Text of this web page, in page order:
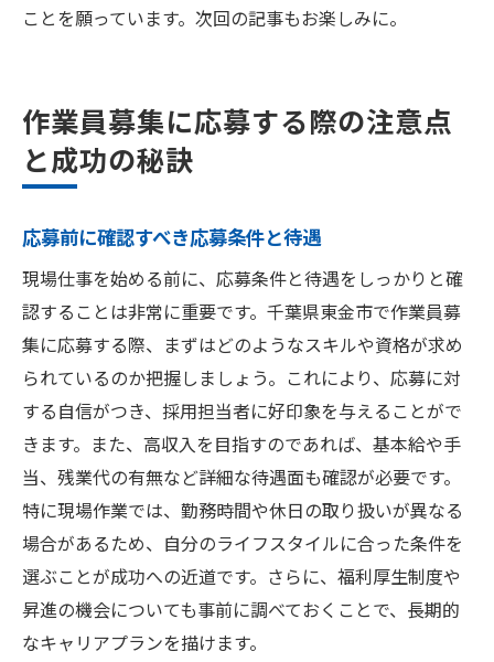
ことを願っています。次回の記事もお楽しみに。
作業員募集に応募する際の注意点
と成功の秘訣
応募前に確認すべき応募条件と待遇
現場仕事を始める前に、応募条件と待遇をしっかりと確
認することは非常に重要です。千葉県東金市で作業員募
集に応募する際、まずはどのようなスキルや資格が求め
られているのか把握しましょう。これにより、応募に対
する自信がつき、採用担当者に好印象を与えることがで
きます。また、高収入を目指すのであれば、基本給や手
当、残業代の有無など詳細な待遇面も確認が必要です。
特に現場作業では、勤務時間や休日の取り扱いが異なる
場合があるため、自分のライフスタイルに合った条件を
選ぶことが成功への近道です。さらに、福利厚生制度や
昇進の機会についても事前に調べておくことで、長期的
なキャリアプランを描けます。